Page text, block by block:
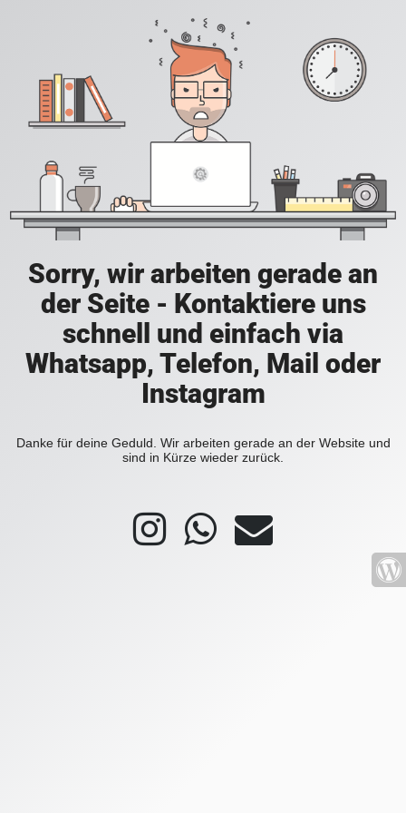
Sorry, wir arbeiten gerade an
der Seite - Kontaktiere uns
schnell und einfach via
Whatsapp, Telefon, Mail oder
Instagram
Danke für deine Geduld. Wir arbeiten gerade an der Website und
sind in Kürze wieder zurück.